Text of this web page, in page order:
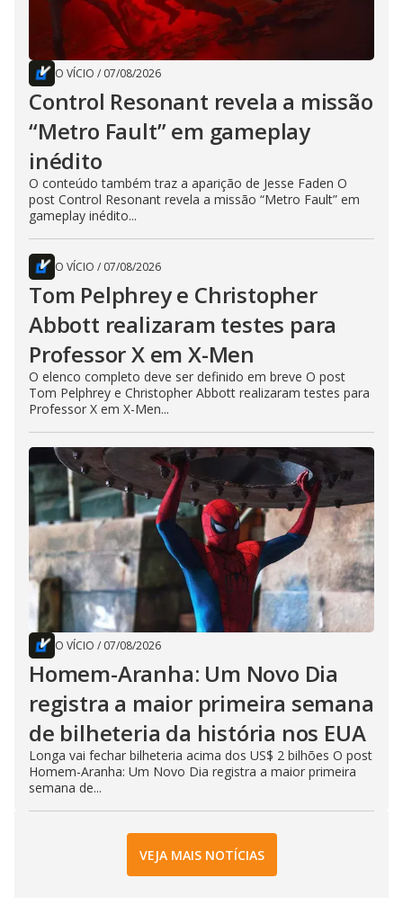
O VÍCIO / 07/08/2026
Control Resonant revela a missão
“Metro Fault” em gameplay
inédito
O conteúdo também traz a aparição de Jesse Faden O
post Control Resonant revela a missão “Metro Fault” em
gameplay inédito...
O VÍCIO / 07/08/2026
Tom Pelphrey e Christopher
Abbott realizaram testes para
Professor X em X-Men
O elenco completo deve ser definido em breve O post
Tom Pelphrey e Christopher Abbott realizaram testes para
Professor X em X-Men...
O VÍCIO / 07/08/2026
Homem-Aranha: Um Novo Dia
registra a maior primeira semana
de bilheteria da história nos EUA
Longa vai fechar bilheteria acima dos US$ 2 bilhões O post
Homem-Aranha: Um Novo Dia registra a maior primeira
semana de...
VEJA MAIS NOTÍCIAS